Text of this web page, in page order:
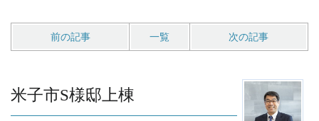
前の記事 一覧 次の記事
米子市S様邸上棟